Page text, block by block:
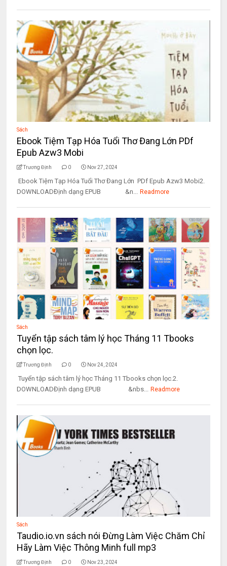
Sách
Ebook Tiệm Tạp Hóa Tuổi Thơ Đang Lớn PDf
Epub Azw3 Mobi
Trương Định 0 Nov 27, 2024
Ebook Tiệm Tạp Hóa Tuổi Thơ Đang Lớn PDf Epub Azw3 Mobi2.
DOWNLOADĐịnh dạng EPUB &n... Readmore
Sách
Tuyển tập sách tâm lý học Tháng 11 Tbooks
chọn lọc.
Trương Định 0 Nov 24, 2024
Tuyển tập sách tâm lý học Tháng 11 Tbooks chọn lọc.2.
DOWNLOADĐịnh dạng EPUB &nbs... Readmore
Sách
Taudio.io.vn sách nói Đừng Làm Việc Chăm Chỉ
Hãy Làm Việc Thông Minh full mp3
Trương Định 0 Nov 23, 2024